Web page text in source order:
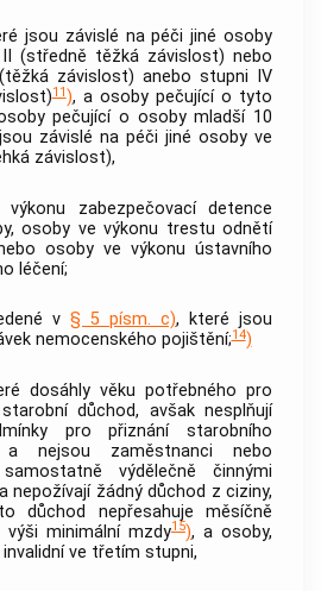
jsou závislé na péči jiné osoby
(středně těžká závislost) nebo
závislost) anebo stupni IV
11), a osoby pečující o tyto
pečující o osoby mladší 10
závislé na péči jiné osoby ve
závislost),
zabezpečovací detence
osoby ve výkonu trestu odnětí
osoby ve výkonu ústavního
léčení;
v§ 5 písm. c), které jsou
nemocenského pojištění;14)
dosáhly věku potřebného pro
důchod, avšak nesplňují
pro přiznání starobního
a nejsou zaměstnanci nebo
výdělečně činnými
nepožívají žádný důchod z ciziny,
důchod nepřesahuje měsíčně
minimální mzdy15), a osoby,
ve třetím stupni,